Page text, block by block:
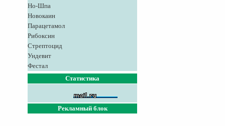
Но-Шпа
Новокаин
Парацетамол
Рибоксин
Стрептоцид
Ундевит
Фестал
Статистика
Рекламный блок